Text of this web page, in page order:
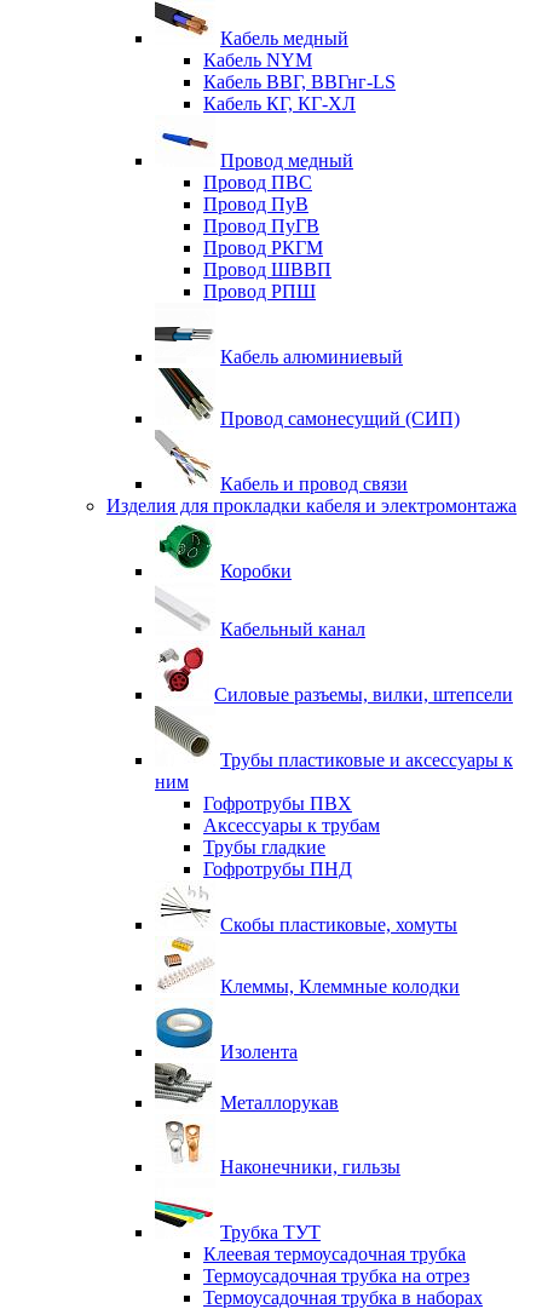
Кабель медный
Кабель NYM
Кабель ВВГ, ВВГнг-LS
Кабель КГ, КГ-ХЛ
Провод медный
Провод ПВС
Провод ПуВ
Провод ПуГВ
Провод РКГМ
Провод ШВВП
Провод РПШ
Кабель алюминиевый
Провод самонесущий (СИП)
Кабель и провод связи
Изделия для прокладки кабеля и электромонтажа
Коробки
Кабельный канал
Силовые разъемы, вилки, штепсели
Трубы пластиковые и аксессуары к
ним
Гофротрубы ПВХ
Аксессуары к трубам
Трубы гладкие
Гофротрубы ПНД
Скобы пластиковые, хомуты
Клеммы, Клеммные колодки
Изолента
Металлорукав
Наконечники, гильзы
Трубка ТУТ
Клеевая термоусадочная трубка
Термоусадочная трубка на отрез
Термоусадочная трубка в наборах